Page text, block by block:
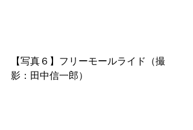
【写真６】フリーモールライド（撮
影：田中信一郎）